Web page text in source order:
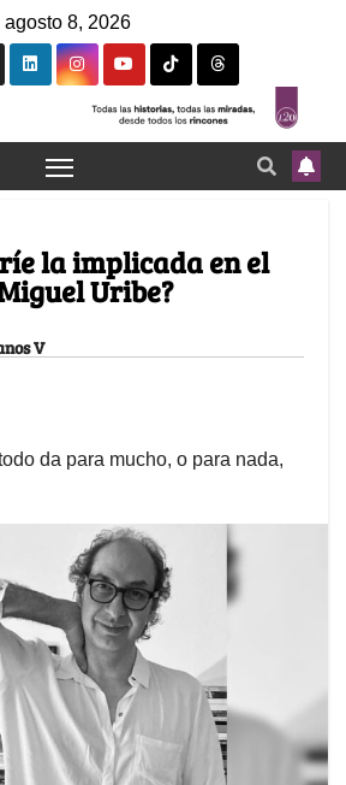
agosto 8, 2026
ríe la implicada en el
Uribe?
V
da para mucho, o para nada,